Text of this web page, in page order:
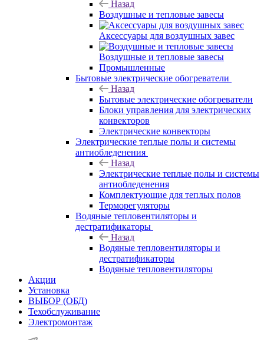
Назад
Воздушные и тепловые завесы
Аксессуары для воздушных завес
Воздушные и тепловые завесы
Промышленные
Бытовые электрические обогреватели
Назад
Бытовые электрические обогреватели
Блоки управления для электрических
конвекторов
Электрические конвекторы
Электрические теплые полы и системы
антиобледенения
Назад
Электрические теплые полы и системы
антиобледенения
Комплектующие для теплых полов
Терморегуляторы
Водяные тепловентиляторы и
дестратификаторы
Назад
Водяные тепловентиляторы и
дестратификаторы
Водяные тепловентиляторы
Акции
Установка
ВЫБОР (ОБД)
Техобслуживание
Электромонтаж